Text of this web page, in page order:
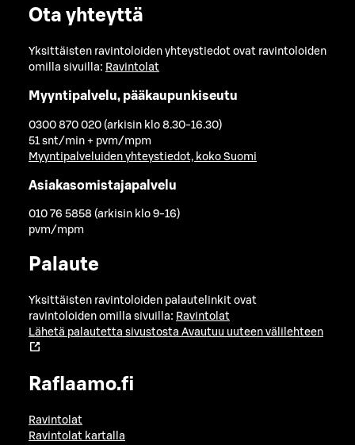
Ota yhteyttä
Yksittäisten ravintoloiden yhteystiedot ovat ravintoloiden
omilla sivuilla: Ravintolat
Myyntipalvelu, pääkaupunkiseutu
0300 870 020 (arkisin klo 8.30-16.30)
51 snt/min + pvm/mpm
Myyntipalveluiden yhteystiedot, koko Suomi
Asiakasomistajapalvelu
010 76 5858 (arkisin klo 9-16)
pvm/mpm
Palaute
Yksittäisten ravintoloiden palautelinkit ovat
ravintoloiden omilla sivuilla: Ravintolat
Lähetä palautetta sivustosta Avautuu uuteen välilehteen
Raflaamo.fi
Ravintolat
Ravintolat kartalla